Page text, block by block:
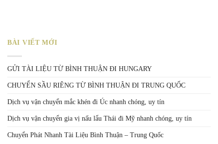
BÀI VIẾT MỚI
GỬI TÀI LIỆU TỪ BÌNH THUẬN ĐI HUNGARY
CHUYỂN SẦU RIÊNG TỪ BÌNH THUẬN ĐI TRUNG QUỐC
Dịch vụ vận chuyển mắc khén đi Úc nhanh chóng, uy tín
Dịch vụ vận chuyển gia vị nấu lẩu Thái đi Mỹ nhanh chóng, uy tín
Chuyển Phát Nhanh Tài Liệu Bình Thuận – Trung Quốc